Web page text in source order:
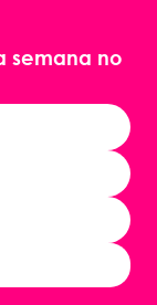
semana no